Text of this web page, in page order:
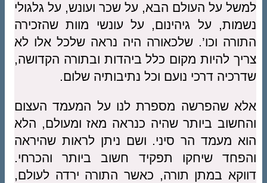
למשל על העולם הבא, על שכר ועונש, על גלגולי
נשמות, על גיהינום, על עונשי מוות שהזכירה
התורה וכו’. שלכאורה היה נראה שלכל אלו לא
צריך להיות מקום כלל ביהדות ובתורה הקדושה,
שדרכיה דרכי נועם וכל נתיבותיה שלום.
אלא שהפרשה מספרת לנו על המעמד העצום
והחשוב ביותר שהיה כנראה מאז ומעולם, הלא
הוא מעמד הר סיני. ושם ניתן לראות שהיראה
והפחד שיחקו תפקיד חשוב ביותר והכרחי.
דווקא במתן תורה, כאשר התורה ירדה לעולם,